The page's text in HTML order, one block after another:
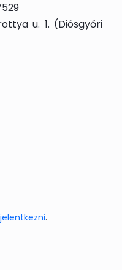
u. 1. (Diósgyőri
.